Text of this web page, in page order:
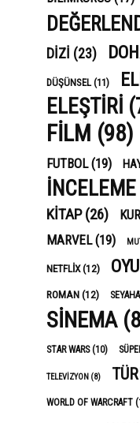
DIZI (23)
DÜŞÜNSEL(11)
ELEŞTIRI
FILM (98)
FUTBOL(19)
INCELEME
KITAP(26)
MARVEL(19)
NETFLIX(12)
ROMAN(12)
SINEMA
STAR WARS(10)
TELEVIZYON (8)
WORLD OF WARCRAFT